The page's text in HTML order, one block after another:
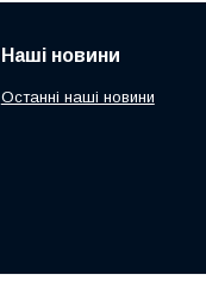
Наші новини
Останні наші новини